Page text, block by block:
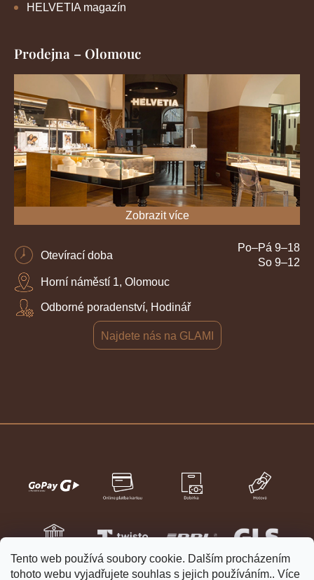
Tento web používá soubory cookie. Dalším procházením
tohoto webu vyjadřujete souhlas s jejich používáním.. Více
HELVETIA magazín
Prodejna – Olomouc
Zobrazit více
Otevírací doba
Po–Pá 9–18
So 9–12
Horní náměstí 1, Olomouc
Odborné poradenství, Hodinář
Najdete nás na GLAMI